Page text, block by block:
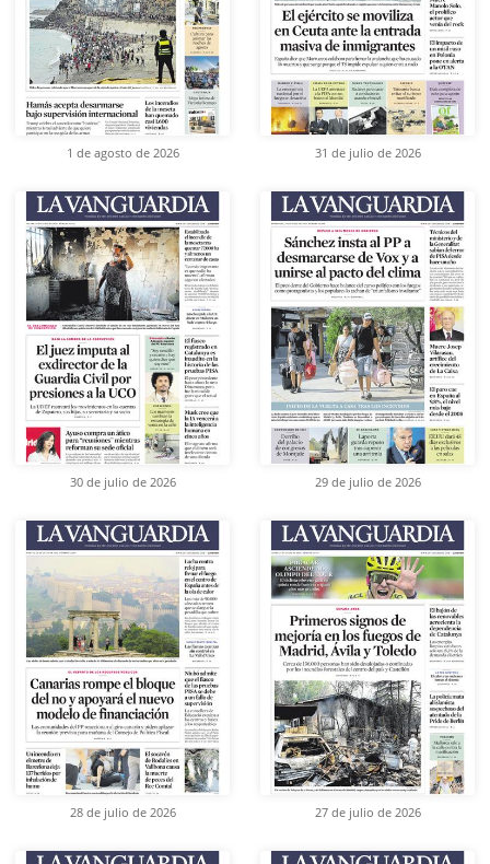
1 de agosto de 2026 31 de julio de 2026
30 de julio de 2026 29 de julio de 2026
28 de julio de 2026 27 de julio de 2026